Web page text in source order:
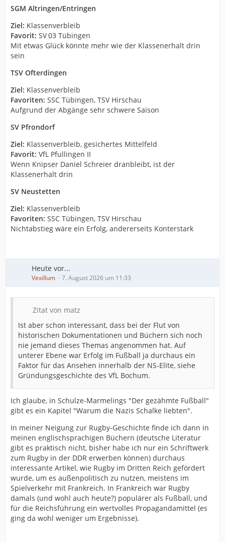
SGM Altringen/Entringen
Ziel: Klassenverbleib
Favorit: SV 03 Tübingen
Mit etwas Glück könnte mehr wie der Klassenerhalt drin
sein
TSV Ofterdingen
Ziel: Klassenverbleib
Favoriten: SSC Tübingen, TSV Hirschau
Aufgrund der Abgänge sehr schwere Saison
SV Pfrondorf
Ziel: Klassenverbleib, gesichertes Mittelfeld
Favorit: VfL Pfullingen II
Wenn Knipser Daniel Schreier dranbleibt, ist der
Klassenerhalt drin
SV Neustetten
Ziel: Klassenverbleib
Favoriten: SSC Tübingen, TSV Hirschau
Nichtabstieg wäre ein Erfolg, andererseits Konterstark
Heute vor...
Vexillum 7. August 2026 um 11:33
Zitat von matz
Ist aber schon interessant, dass bei der Flut von
historischen Dokumentationen und Büchern sich noch
nie jemand dieses Themas angenommen hat. Auf
unterer Ebene war Erfolg im Fußball ja durchaus ein
Faktor für das Ansehen innerhalb der NS-Elite, siehe
Gründungsgeschichte des VfL Bochum.
Ich glaube, in Schulze-Marmelings "Der gezähmte Fußball"
gibt es ein Kapitel "Warum die Nazis Schalke liebten".
In meiner Neigung zur Rugby-Geschichte finde ich dann in
meinen englischsprachigen Büchern (deutsche Literatur
gibt es praktisch nicht, bisher habe ich nur ein Schriftwerk
zum Rugby in der DDR erwerben können) durchaus
interessante Artikel, wie Rugby im Dritten Reich gefördert
wurde, um es außenpolitisch zu nutzen, meistens im
Spielverkehr mit Frankreich. In Frankreich war Rugby
damals (und wohl auch heute?) populärer als Fußball, und
für die Reichsführung ein wertvolles Propagandamittel (es
ging da wohl weniger um Ergebnisse).